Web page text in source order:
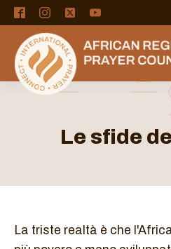
Le sfide
La triste realtà è che